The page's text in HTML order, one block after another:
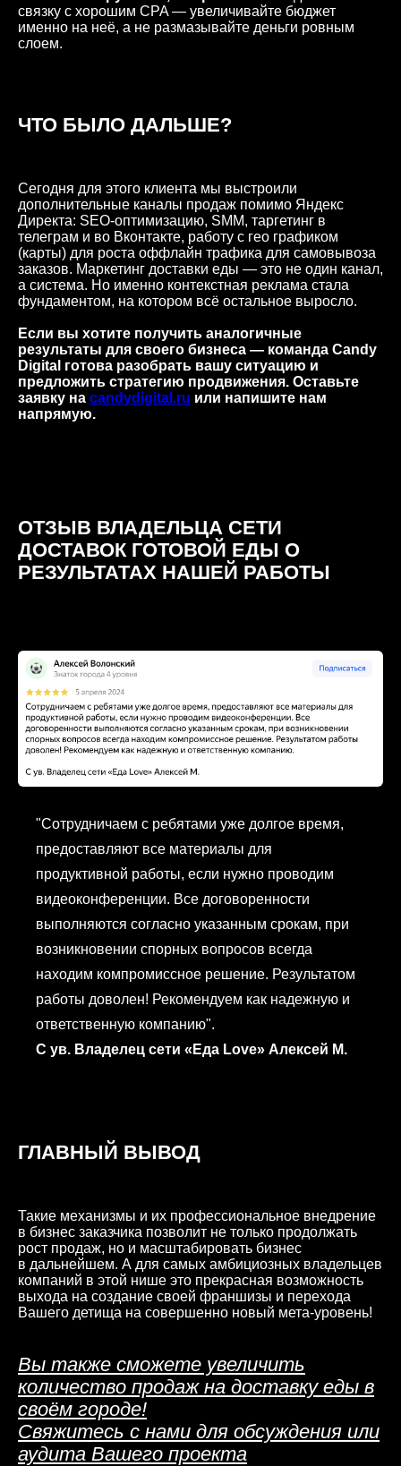
связку с хорошим CPA — увеличивайте бюджет
именно на неё, а не размазывайте деньги ровным
слоем.
ЧТО БЫЛО ДАЛЬШЕ?
Сегодня для этого клиента мы выстроили
дополнительные каналы продаж помимо Яндекс
Директа: SEO-оптимизацию, SMM, таргетинг в
телеграм и во Вконтакте, работу с гео графиком
(карты) для роста оффлайн трафика для самовывоза
заказов. Маркетинг доставки еды — это не один канал,
а система. Но именно контекстная реклама стала
фундаментом, на котором всё остальное выросло.
Если вы хотите получить аналогичные
результаты для своего бизнеса — команда Candy
Digital готова разобрать вашу ситуацию и
предложить стратегию продвижения. Оставьте
заявку на candydigital.ru или напишите нам
напрямую.
ОТЗЫВ ВЛАДЕЛЬЦА СЕТИ
ДОСТАВОК ГОТОВОЙ ЕДЫ О
РЕЗУЛЬТАТАХ НАШЕЙ РАБОТЫ
"Сотрудничаем с ребятами уже долгое время,
предоставляют все материалы для
продуктивной работы, если нужно проводим
видеоконференции. Все договоренности
выполняются согласно указанным срокам, при
возникновении спорных вопросов всегда
находим компромиссное решение. Результатом
работы доволен! Рекомендуем как надежную и
ответственную компанию".
С ув. Владелец сети «Еда Love» Алексей М.
ГЛАВНЫЙ ВЫВОД
Такие механизмы и их профессиональное внедрение
в бизнес заказчика позволит не только продолжать
рост продаж, но и масштабировать бизнес
в дальнейшем. А для самых амбициозных владельцев
компаний в этой нише это прекрасная возможность
выхода на создание своей франшизы и перехода
Вашего детища на совершенно новый мета-уровень!
Вы также сможете увеличить
количество продаж на доставку еды в
своём городе!
Свяжитесь с нами для обсуждения или
аудита Вашего проекта